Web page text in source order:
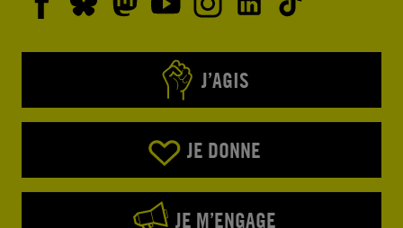
J’AGIS
JE DONNE
JE M’ENGAGE